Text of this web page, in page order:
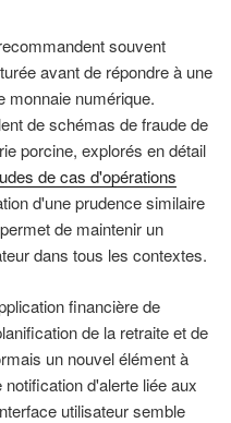
souvent
avant de répondre à une
monnaie numérique.
de schémas de fraude de
porcine, explorés en détail
de cas d'opérations
d'une prudence similaire
de maintenir un
dans tous les contextes.
financière de
de la retraite et de
un nouvel élément à
d'alerte liée aux
utilisateur semble